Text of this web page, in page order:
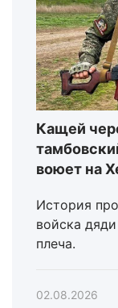
Кащей
воюет на
История
войска
плеча.
02.08.2026